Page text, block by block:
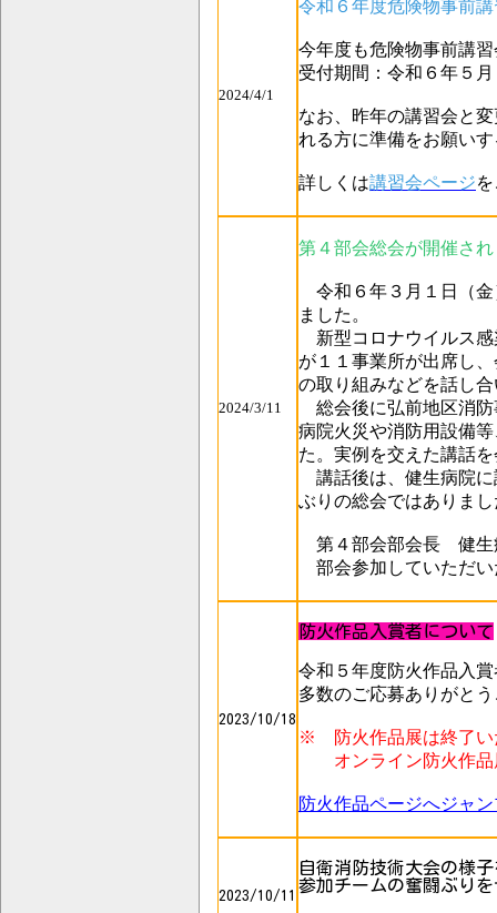
2024/4/1
令和６年度危険物事前
今年度も危険物事前講
受付期間：令和６年５
なお、昨年の講習会と
れる方に準備をお願い
詳しくは講習会ページ
2024/3/11
第４部会総会が開催さ
令和６年３月１日（
ました。
新型コロナウイルス感
が１１事業所が出席し
の取り組みなどを話し
総会後に弘前地区消防
病院火災や消防用設備
た。実例を交えた講話
講話後は、健生病院に
ぶりの総会ではありま
第４部会部会長 健生
部会参加していただい
2023/10/18
防火作品入賞者について
令和５年度防火作品入
多数のご応募ありがと
※ 防火作品展は終了い
オンライン防火作品
防火作品ページへジャ
2023/10/11
自衛消防技術大会の様
参加チームの奮闘ぶり